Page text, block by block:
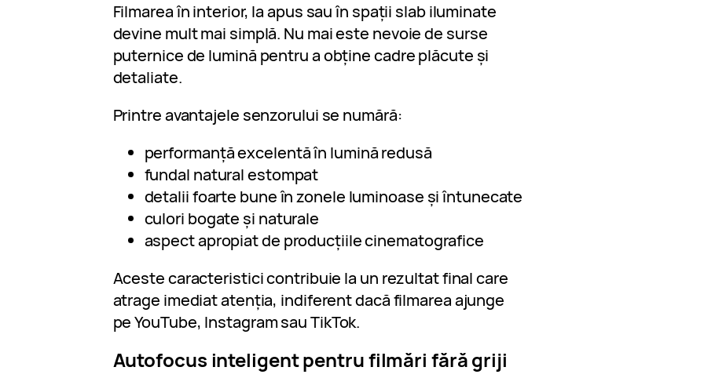
Filmarea în interior, la apus sau în spații slab iluminate
devine mult mai simplă. Nu mai este nevoie de surse
puternice de lumină pentru a obține cadre plăcute și
detaliate.
Printre avantajele senzorului se numără:
performanță excelentă în lumină redusă
fundal natural estompat
detalii foarte bune în zonele luminoase și întunecate
culori bogate și naturale
aspect apropiat de producțiile cinematografice
Aceste caracteristici contribuie la un rezultat final care
atrage imediat atenția, indiferent dacă filmarea ajunge
pe YouTube, Instagram sau TikTok.
Autofocus inteligent pentru filmări fără griji